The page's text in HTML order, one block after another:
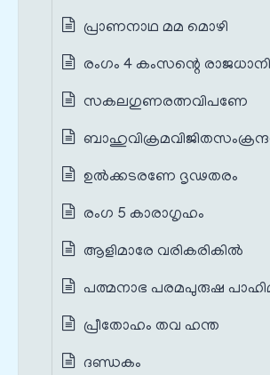
പ്രാണനാഥ മമ മൊഴി
രംഗം 4 കംസന്റെ
സകലഗുണരത്നവിപണേ
ഉൽക്കടരണേ ദൃഢതരം
രംഗ 5 കാരാഗൃഹം
ആളിമാരേ വരികരികിൽ
പത്മനാഭ പരമപുരുഷ
പ്രീതോഹം തവ ഹന്ത
ദണ്ഡകം